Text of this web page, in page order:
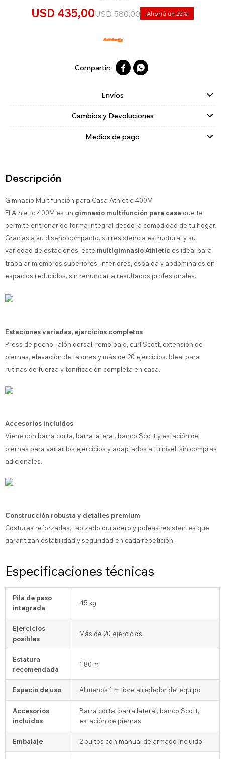
USD 435,00USD 580,00 25
 
Envíos
Cambios y Devoluciones
Medios de pago
Descripción
Gimnasio Multifunción para Casa Athletic 400M
El Athletic 400M es un gimnasio multifunción para casa que te
permite entrenar de forma integral desde la comodidad de tu hogar.
Gracias a su diseño compacto, su resistencia estructural y su
variedad de estaciones, este multigimnasio Athletic es ideal para
trabajar miembros superiores, inferiores, espalda y abdominales en
espacios reducidos, sin renunciar a resultados profesionales.
Estaciones variadas, ejercicios completos
Press de pecho, jalón dorsal, remo bajo, curl Scott, extensión de
piernas, elevación de talones y más de 20 ejercicios. Ideal para
rutinas de fuerza y tonificación completa en casa.
Accesorios incluidos
Viene con barra corta, barra lateral, banco Scott y estación de
piernas para variar los ejercicios y adaptarlos a tu nivel, sin compras
adicionales.
Construcción robusta y detalles premium
Costuras reforzadas, tapizado duradero y poleas resistentes que
garantizan estabilidad y seguridad en cada repetición.
Especificaciones técnicas
Pila de peso
integrada
45 kg
Ejercicios
posibles
Más de 20 ejercicios
Estatura
recomendada
1,80 m
Espacio de uso Al menos 1 m libre alrededor del equipo
Accesorios
incluidos
Barra corta, barra lateral, banco Scott,
estación de piernas
Embalaje 2 bultos con manual de armado incluido